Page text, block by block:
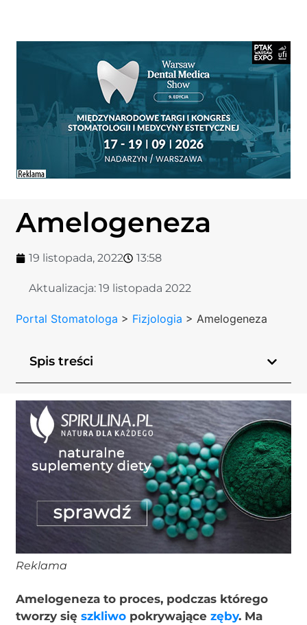
Amelogeneza
19 listopada, 2022 13:58
Aktualizacja:19 listopada 2022
Portal Stomatologa > Fizjologia >Amelogeneza
Spis treści
Reklama
Amelogeneza to proces, podczas którego
tworzy sięszkliwo pokrywającezęby. Ma